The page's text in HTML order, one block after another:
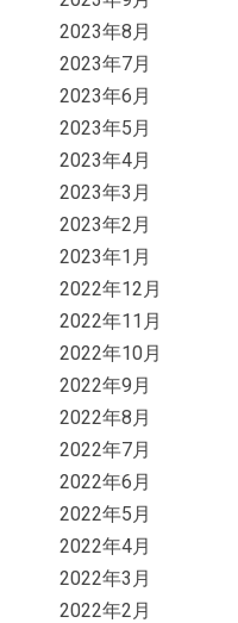
2023年8月
2023年7月
2023年6月
2023年5月
2023年4月
2023年3月
2023年2月
2023年1月
2022年12月
2022年11月
2022年10月
2022年9月
2022年8月
2022年7月
2022年6月
2022年5月
2022年4月
2022年3月
2022年2月